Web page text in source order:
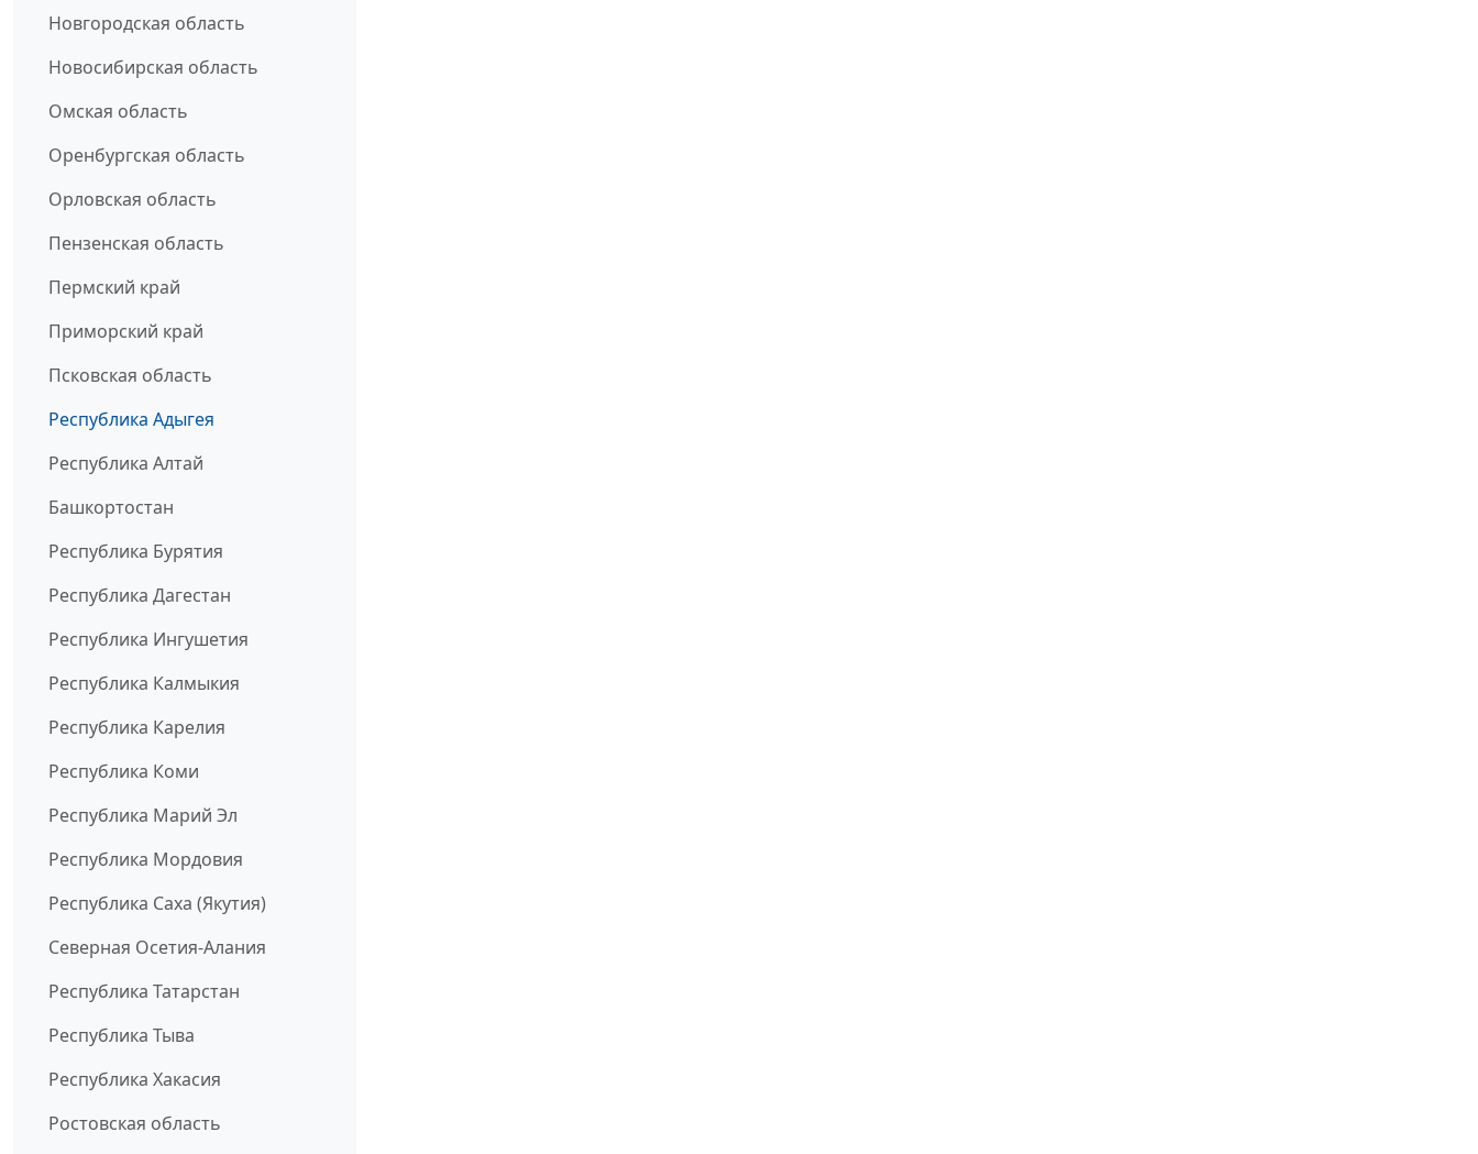
Новгородская область
Новосибирская область
Омская область
Оренбургская область
Орловская область
Пензенская область
Пермский край
Приморский край
Псковская область
Республика Адыгея
Республика Алтай
Башкортостан
Республика Бурятия
Республика Дагестан
Республика Ингушетия
Республика Калмыкия
Республика Карелия
Республика Коми
Республика Марий Эл
Республика Мордовия
Республика Саха (Якутия)
Северная Осетия-Алания
Республика Татарстан
Республика Тыва
Республика Хакасия
Ростовская область